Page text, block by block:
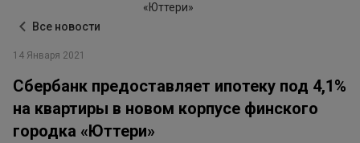
«Юттери»
Все новости
14 Января 2021
Сбербанк предоставляет ипотеку под 4,1%
на квартиры в новом корпусе финского
городка «Юттери»